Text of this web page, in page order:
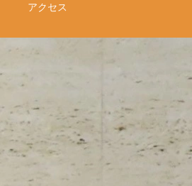
アクセス